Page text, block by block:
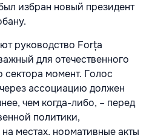
избран новый президент
руководство Forța
для отечественного
сектора момент. Голос
ассоциацию должен
чем когда-либо, – перед
политики,
местах, нормативные акты